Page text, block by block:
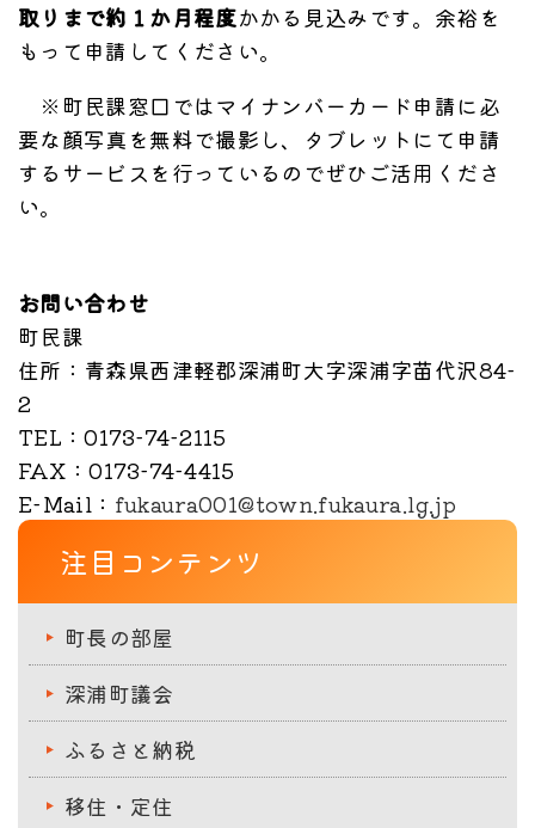
取りまで約１か月程度かかる見込みです。余裕を
もって申請してください。
※町民課窓口ではマイナンバーカード申請に必
要な顔写真を無料で撮影し、タブレットにて申請
するサービスを行っているのでぜひご活用くださ
い。
お問い合わせ
町民課
住所 ：青森県西津軽郡深浦町大字深浦字苗代沢84-
2
TEL ：0173-74-2115
FAX ：0173-74-4415
E-Mail ： fukaura001@town.fukaura.lg.jp
注目コンテンツ
町長の部屋
深浦町議会
ふるさと納税
移住・定住